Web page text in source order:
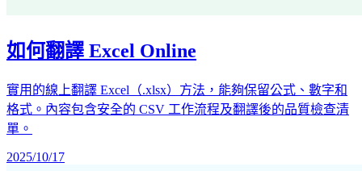
如何翻譯 Excel Online
實用的線上翻譯 Excel（.xlsx）方法，能夠保留公式、數字和
格式。內容包含安全的 CSV 工作流程及翻譯後的品質檢查清
單。
2025/10/17